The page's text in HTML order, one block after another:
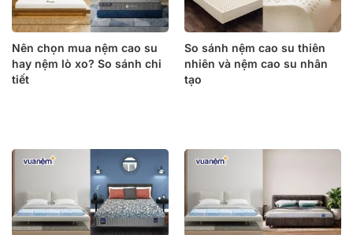
Nên chọn mua nệm cao su
hay nệm lò xo? So sánh chi
tiết
So sánh nệm cao su thiên
nhiên và nệm cao su nhân
tạo